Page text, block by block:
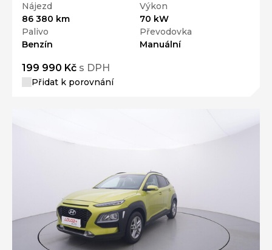
Nájezd
86 380 km
Výkon
70 kW
Palivo
Benzín
Převodovka
Manuální
199 990 Kč s DPH
Přidat k porovnání